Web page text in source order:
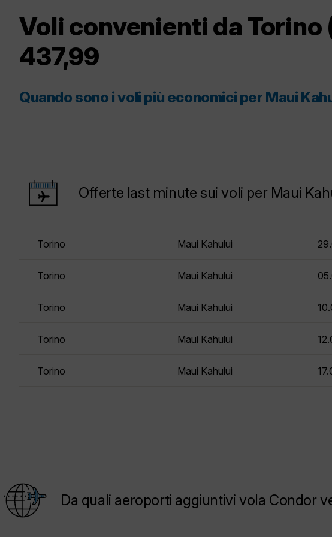
Voli convenienti da Torino
437,99
Quando sono i voli più economici per Maui
Offerte last minute sui voli per Maui
Torino Maui Kahului
Torino Maui Kahului
Torino Maui Kahului
Torino Maui Kahului
Torino Maui Kahului
Da quali aeroporti aggiuntivi vola Condor